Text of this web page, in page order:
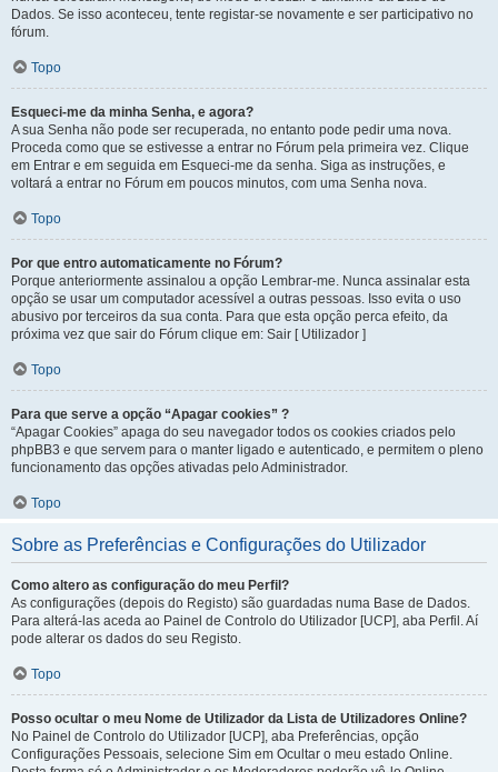
Dados. Se isso aconteceu, tente registar-se novamente e ser participativo no
fórum.
Topo
Esqueci-me da minha Senha, e agora?
A sua Senha não pode ser recuperada, no entanto pode pedir uma nova.
Proceda como que se estivesse a entrar no Fórum pela primeira vez. Clique
em Entrar e em seguida em Esqueci-me da senha. Siga as instruções, e
voltará a entrar no Fórum em poucos minutos, com uma Senha nova.
Topo
Por que entro automaticamente no Fórum?
Porque anteriormente assinalou a opção Lembrar-me. Nunca assinalar esta
opção se usar um computador acessível a outras pessoas. Isso evita o uso
abusivo por terceiros da sua conta. Para que esta opção perca efeito, da
próxima vez que sair do Fórum clique em: Sair [ Utilizador ]
Topo
Para que serve a opção “Apagar cookies” ?
“Apagar Cookies” apaga do seu navegador todos os cookies criados pelo
phpBB3 e que servem para o manter ligado e autenticado, e permitem o pleno
funcionamento das opções ativadas pelo Administrador.
Topo
Sobre as Preferências e Configurações do Utilizador
Como altero as configuração do meu Perfil?
As configurações (depois do Registo) são guardadas numa Base de Dados.
Para alterá-las aceda ao Painel de Controlo do Utilizador [UCP], aba Perfil. Aí
pode alterar os dados do seu Registo.
Topo
Posso ocultar o meu Nome de Utilizador da Lista de Utilizadores Online?
No Painel de Controlo do Utilizador [UCP], aba Preferências, opção
Configurações Pessoais, selecione Sim em Ocultar o meu estado Online.